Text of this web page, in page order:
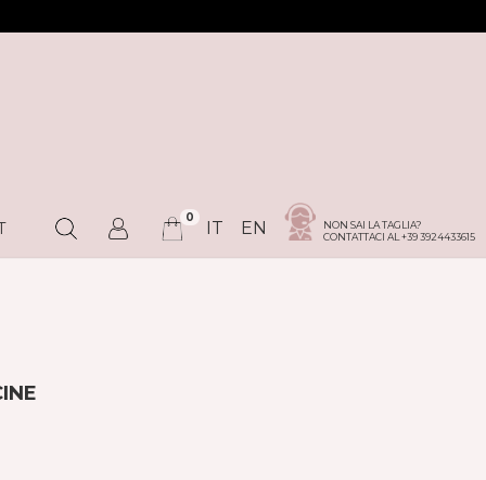
0
IT EN
NON SAI LA TAGLIA?
CONTATTACI AL +39 3924433615